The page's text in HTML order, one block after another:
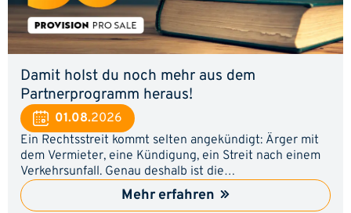
Damit holst du noch mehr aus dem
Partnerprogramm heraus!
01.08.2026
Ein Rechtsstreit kommt selten angekündigt: Ärger mit
dem Vermieter, eine Kündigung, ein Streit nach einem
Verkehrsunfall. Genau deshalb ist die
Rechtsschutzversicherung für viele ein Thema, an dem
sie irgendwann nicht vorbeikommen. Zeig deinen
Mehr erfahren